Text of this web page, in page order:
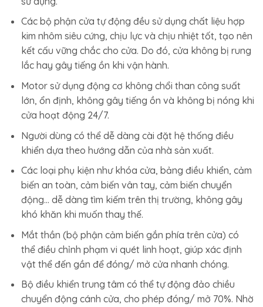
Các bộ phận cửa tự động đều sử dụng chất liệu hợp
kim nhôm siêu cứng, chịu lực và chịu nhiệt tốt, tạo nên
kết cấu vững chắc cho cửa. Do đó, cửa không bị rung
lắc hay gây tiếng ồn khi vận hành.
Motor sử dụng động cơ không chổi than công suất
lớn, ổn định, không gây tiếng ồn và không bị nóng khi
cửa hoạt động 24/7.
Người dùng có thể dễ dàng cài đặt hệ thống điều
khiển dựa theo hướng dẫn của nhà sản xuất.
Các loại phụ kiện như khóa cửa, bảng điều khiển, cảm
biến an toàn, cảm biến vân tay, cảm biến chuyển
động… dễ dàng tìm kiếm trên thị trường, không gây
khó khăn khi muốn thay thế.
Mắt thần (bộ phận cảm biến gắn phía trên cửa) có
thể điều chỉnh phạm vi quét linh hoạt, giúp xác định
vật thể đến gần để đóng/ mở cửa nhanh chóng.
Bộ điều khiển trung tâm có thể tự động đảo chiều
chuyển động cánh cửa, cho phép đóng/ mở 70%. Nhờ